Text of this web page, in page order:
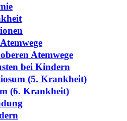
Atemwege
bei Kindern
(5. Krankheit)
(6. Krankheit)